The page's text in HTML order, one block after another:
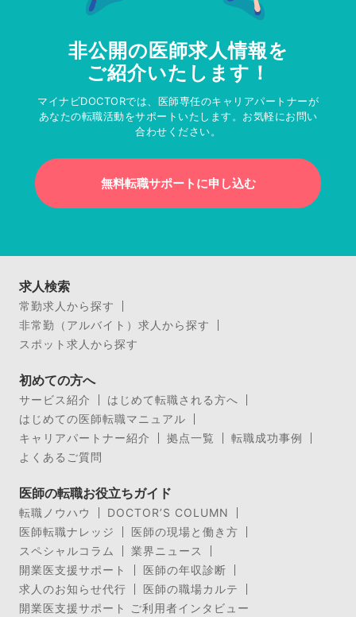
非公開の医師求人情報を
ご紹介いたします！
マイナビDOCTORでは、医師専任のキャリアパートナーが
あなたの転職活動をサポートいたします。お気軽にお問い
合わせください。
無料転職サポートに申し込む
求人検索
常勤求人から探す
非常勤（アルバイト）求人から探す
スポット求人から探す
初めての方へ
サービス紹介
はじめて転職される方へ
はじめての医師転職マニュアル
キャリアパートナー紹介
拠点一覧
転職成功事例
よくあるご質問
医師の転職お役立ちガイド
転職ノウハウ
DOCTOR’S COLUMN
医師転職ナレッジ
医師の現場と働き方
スペシャルコラム
業界ニュース
開業医支援サポート
医師の年収診断
求人のお知らせ代行
医師の職場カルテ
開業医支援サポート ご利用者インタビュー